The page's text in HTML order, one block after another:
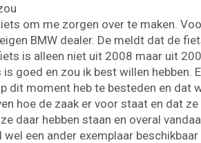
om me zorgen over te maken.
BMW dealer. De meldt dat de
is alleen niet uit 2008 maar uit
goed en zou ik best willen hebben.
dit moment heb te besteden en dat
hoe de zaak er voor staat en dat
daar hebben staan en overal
een ander exemplaar